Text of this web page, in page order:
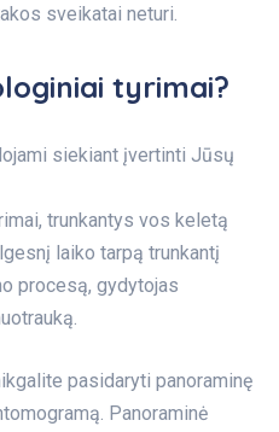
sveikatai neturi.
tyrimai?
siekiant įvertinti Jūsų
trunkantys vos keletą
laiko tarpą trunkantį
procesą, gydytojas
pasidaryti panoraminę
Panoraminė